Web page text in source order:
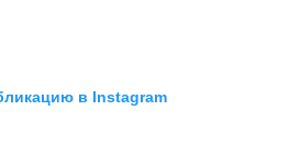
в Instagram